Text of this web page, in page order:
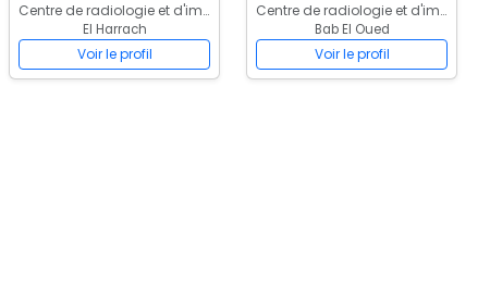
Centre de radiologie et d'imagerie médicale
El Harrach
Voir le profil
Centre de radiologie et d'imagerie médicale
Bab El Oued
Voir le profil